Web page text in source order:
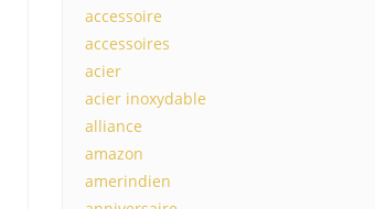
accessoire
accessoires
acier
acier inoxydable
alliance
amazon
amerindien